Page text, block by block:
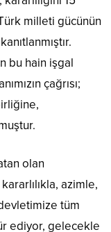
milleti gücünün
bu hain işgal
çağrısı;
olan
azimle,
tüm
ediyor, gelecekle